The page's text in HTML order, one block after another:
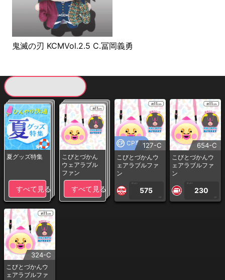
鬼滅の刃 KCMVol.2.5 C.冨岡義勇
夏グッズ特集
すべて見る
こびとづかん
ウェアラブル
ファン
すべて見る
CP専用127-C
こびとづかんウ
ェアラブルファ
ン
1PLAY
575
CP
654-C
こびとづかんウ
ェアラブルファ
ン
1PLAY
230
CP
324-C
こびとづかんウ
ェアラブルファ